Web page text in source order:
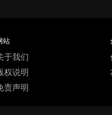
站
于我们
权说明
责声明